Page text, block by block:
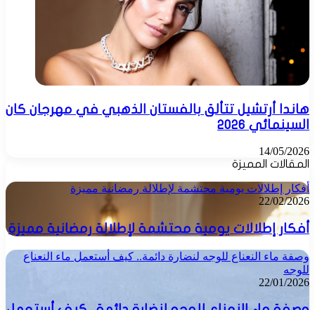
هاندا أرتشيل تتألق بالفستان الذهبي في مهرجان كان
السينمائي 2026
14/05/2026
المقالات المميزة
أفكار إطلالات يومية محتشمة لإطلالة رمضانية مميزة
22/02/2026
أفكار إطلالات يومية محتشمة لإطلالة رمضانية مميزة
وصفة ماء النعناع للوجه لنضارة دائمة.. كيف أستعمل ماء النعناع
للوجه
22/01/2026